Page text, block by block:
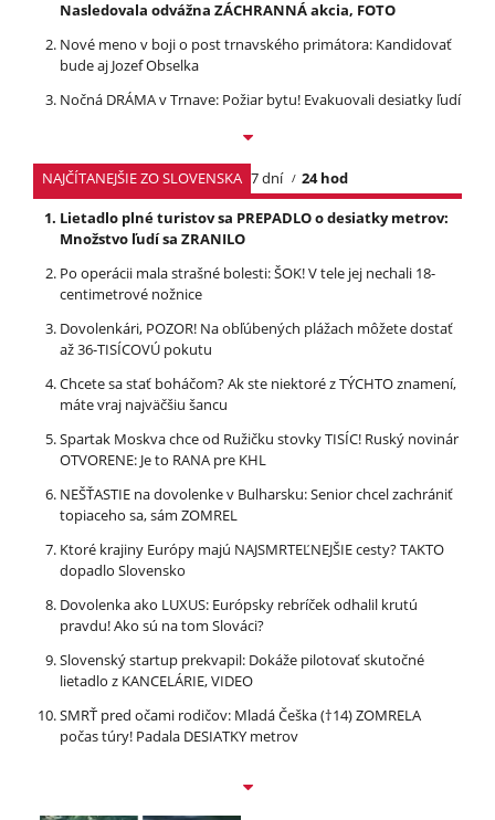
Nasledovala odvážna ZÁCHRANNÁ akcia, FOTO
Nové meno v boji o post trnavského primátora: Kandidovať
bude aj Jozef Obselka
Nočná DRÁMA v Trnave: Požiar bytu! Evakuovali desiatky ľudí
NAJČÍTANEJŠIE ZO SLOVENSKA 7 dní
24 hod
Lietadlo plné turistov sa PREPADLO o desiatky metrov:
Množstvo ľudí sa ZRANILO
Po operácii mala strašné bolesti: ŠOK! V tele jej nechali 18-
centimetrové nožnice
Dovolenkári, POZOR! Na obľúbených plážach môžete dostať
až 36-TISÍCOVÚ pokutu
Chcete sa stať boháčom? Ak ste niektoré z TÝCHTO znamení,
máte vraj najväčšiu šancu
Spartak Moskva chce od Ružičku stovky TISÍC! Ruský novinár
OTVORENE: Je to RANA pre KHL
NEŠŤASTIE na dovolenke v Bulharsku: Senior chcel zachrániť
topiaceho sa, sám ZOMREL
Ktoré krajiny Európy majú NAJSMRTEĽNEJŠIE cesty? TAKTO
dopadlo Slovensko
Dovolenka ako LUXUS: Európsky rebríček odhalil krutú
pravdu! Ako sú na tom Slováci?
Slovenský startup prekvapil: Dokáže pilotovať skutočné
lietadlo z KANCELÁRIE, VIDEO
SMRŤ pred očami rodičov: Mladá Češka (†14) ZOMRELA
počas túry! Padala DESIATKY metrov